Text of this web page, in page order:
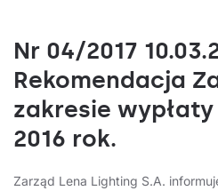
Nr 04/2017
Rekomendacja
zakresie
2016 rok.
Zarząd Lena Lighting S.A.